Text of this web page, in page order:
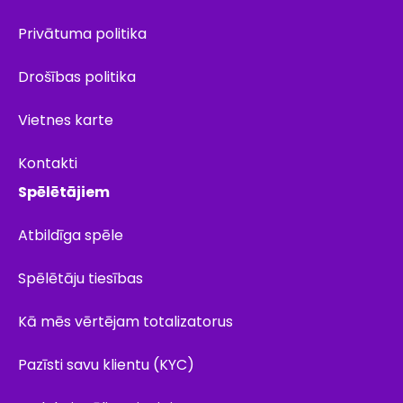
Privātuma politika
Drošības politika
Vietnes karte
Kontakti
Spēlētājiem
Atbildīga spēle
Spēlētāju tiesības
Kā mēs vērtējam totalizatorus
Pazīsti savu klientu (KYC)